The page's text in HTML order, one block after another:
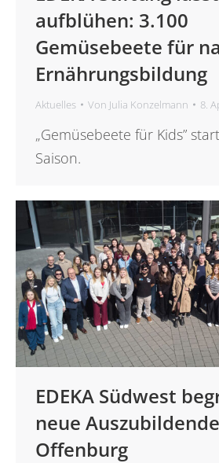
aufblühen: 3.100
Gemüsebeete für
Ernährungsbildung
Aktuelles Von Julia Konzelmann 8.
„Gemüsebeete für Kids”
Saison.
EDEKA Südwest
neue
Offenburg